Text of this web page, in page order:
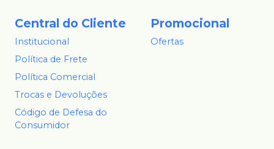
Central do Cliente
Institucional
Política de Frete
Política Comercial
Trocas e Devoluções
Código de Defesa do
Consumidor
Promocional
Ofertas